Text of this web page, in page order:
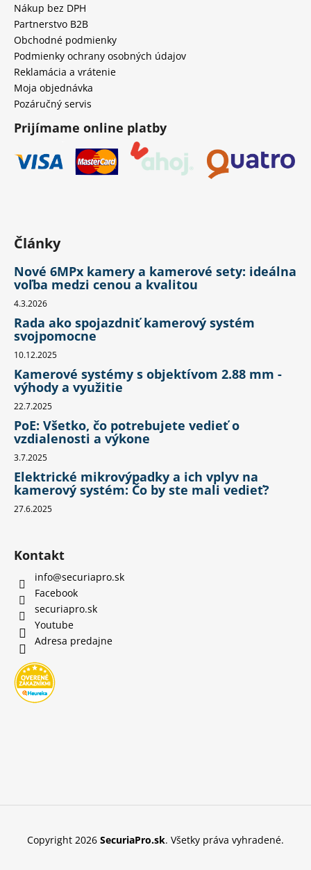
Nákup bez DPH
Partnerstvo B2B
Obchodné podmienky
Podmienky ochrany osobných údajov
Reklamácia a vrátenie
Moja objednávka
Pozáručný servis
Prijímame online platby
Články
Nové 6MPx kamery a kamerové sety: ideálna
voľba medzi cenou a kvalitou
4.3.2026
Rada ako spojazdniť kamerový systém
svojpomocne
10.12.2025
Kamerové systémy s objektívom 2.88 mm -
výhody a využitie
22.7.2025
PoE: Všetko, čo potrebujete vedieť o
vzdialenosti a výkone
3.7.2025
Elektrické mikrovýpadky a ich vplyv na
kamerový systém: Čo by ste mali vedieť?
27.6.2025
Kontakt
info@securiapro.sk
Facebook
securiapro.sk
Youtube
Adresa predajne
Copyright 2026 SecuriaPro.sk. Všetky práva vyhradené.